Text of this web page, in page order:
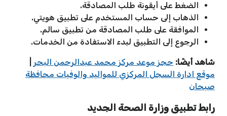
الضغط على أيقونة طلب المصادقة.
الذهاب إلى حساب المستخدم على تطبيق هويتي.
الموافقة على طلب المصادقة من تطبيق سالم.
الرجوع إلى التطبيق لبدء الاستفادة من الخدمات.
شاهد أيضًا: حجز موعد مركز محمد عبدالرحمن البحر
موقع ادارة السجل المركزي للمواليد والوفيات محافظة
صبحان
رابط تطبيق وزارة الصحة الجديد